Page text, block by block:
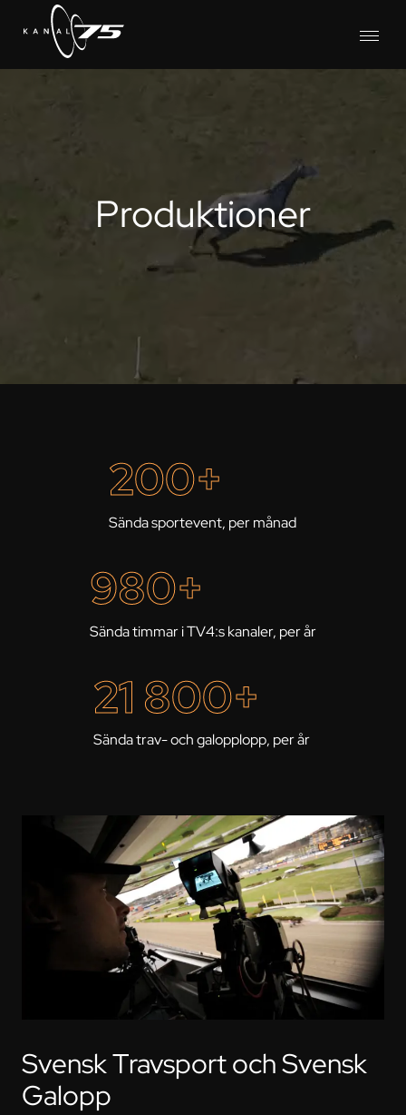
Produktioner
200+
Sända sportevent, per månad
980+
Sända timmar i TV4:s kanaler, per år
21 800+
Sända trav- och galopplopp, per år
Svensk Travsport och Svensk
Galopp